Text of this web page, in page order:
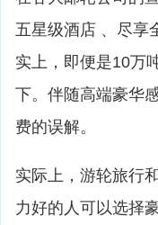
五星级酒店 、尽享
实上，即便是10万
下。伴随高端豪华
费的误解。
实际上，游轮旅行
力好的人可以选择